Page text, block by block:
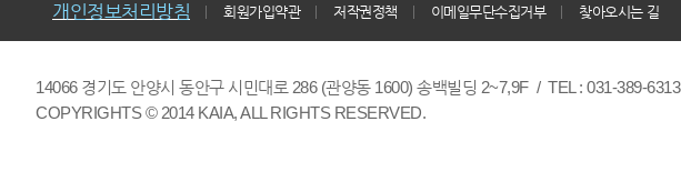
개인정보처리방침 회원가입약관 저작권정책 이메일무단수집거부 찾아오시는 길
14066 경기도 안양시 동안구 시민대로 286 (관양동 1600) 송백빌딩 2~7,9F / TEL : 031-389-6313
COPYRIGHTS © 2014 KAIA, ALL RIGHTS RESERVED.